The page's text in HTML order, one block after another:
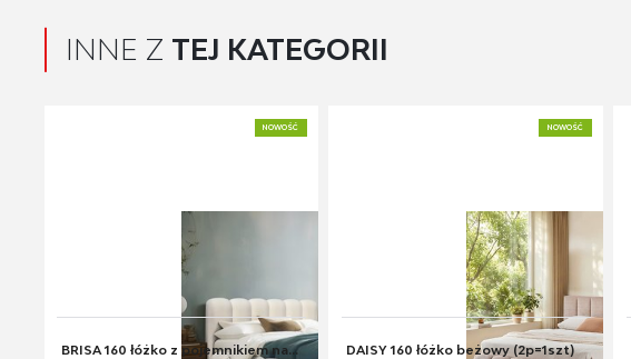
INNE Z TEJ KATEGORII
NOWOŚĆ
BRISA 160 łóżko z pojemnikiem na...
NOWOŚĆ
DAISY 160 łóżko beżowy (2p=1szt)